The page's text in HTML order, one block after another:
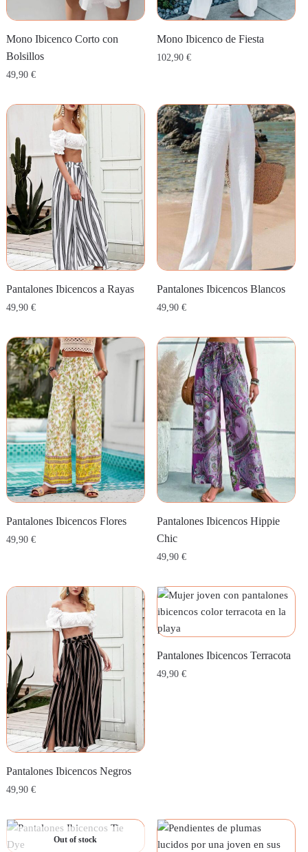
Mono Ibicenco Corto con
Bolsillos
49,90 €
Mono Ibicenco de Fiesta
102,90€
Pantalones Ibicencos a Rayas
49,90 €
Pantalones Ibicencos Blancos
49,90€
Pantalones Ibicencos Flores
49,90 €
Pantalones Ibicencos Hippie
Chic
49,90€
Pantalones Ibicencos Negros
49,90 €
Pantalones Ibicencos Terracota
49,90€
Out of stock